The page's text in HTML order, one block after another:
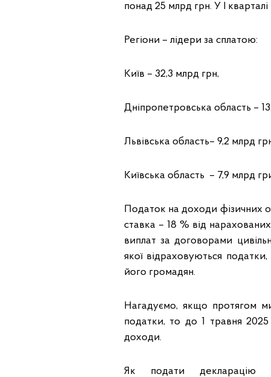
понад 25 млрд грн. У І
Регіони – лідери за сплатою:
Київ – 32,3 млрд грн,
Дніпропетровська область –
Львівська область– 9,2 млрд
Київська область – 7,9 млрд
Податок на доходи фізичних
ставка – 18 % від
виплат за договорами
якої відраховуються
його громадян.
Нагадуємо, якщо протягом
податки, то до 1 травня
доходи.
Як подати